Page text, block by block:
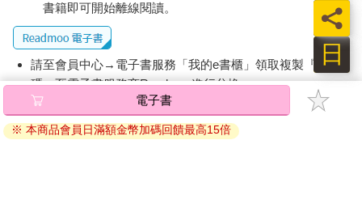
書籍即可開始離線閱讀。
請至會員中心→電子書服務「我的e書櫃」領取複製『兌換
碼』至電子書服務商Readmoo進行兌換。
退換貨須知：
因版權保護，您在金石堂所購買的電子書僅能以金石堂專屬
電子書
※ 本商品會員日滿額金幣加碼回饋最高15倍
日
員